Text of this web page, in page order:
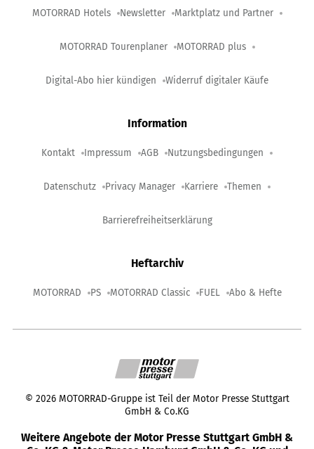
MOTORRAD Hotels Newsletter Marktplatz und Partner
MOTORRAD Tourenplaner MOTORRAD plus
Digital-Abo hier kündigen Widerruf digitaler Käufe
Information
Kontakt Impressum AGB Nutzungsbedingungen
Datenschutz Privacy Manager Karriere Themen
Barrierefreiheitserklärung
Heftarchiv
MOTORRAD PS MOTORRAD Classic FUEL Abo & Hefte
© 2026 MOTORRAD-Gruppe ist Teil der Motor Presse Stuttgart
GmbH & Co.KG
Weitere Angebote der Motor Presse Stuttgart GmbH &